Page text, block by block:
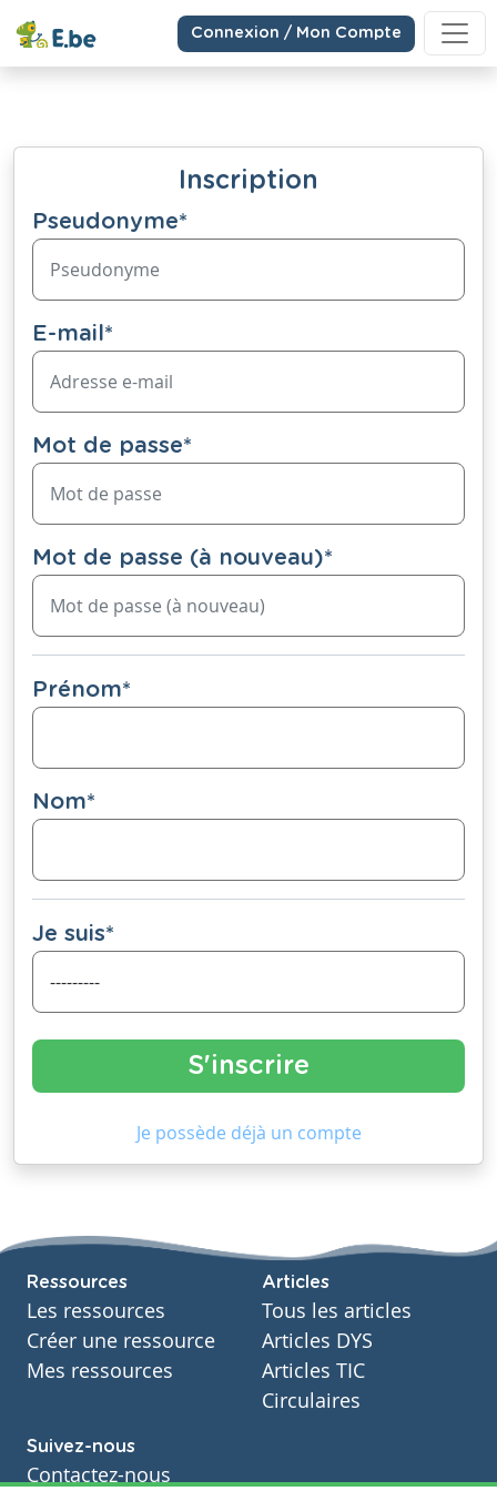
Connexion / Mon Compte
Inscription
Pseudonyme*
E-mail*
Mot de passe*
Mot de passe (à nouveau)*
Prénom*
Nom*
Je suis*
Je possède déjà un compte
Ressources
Les ressources
Créer une ressource
Mes ressources
Articles
Tous les articles
Articles DYS
Articles TIC
Circulaires
Suivez-nous
Contactez-nous